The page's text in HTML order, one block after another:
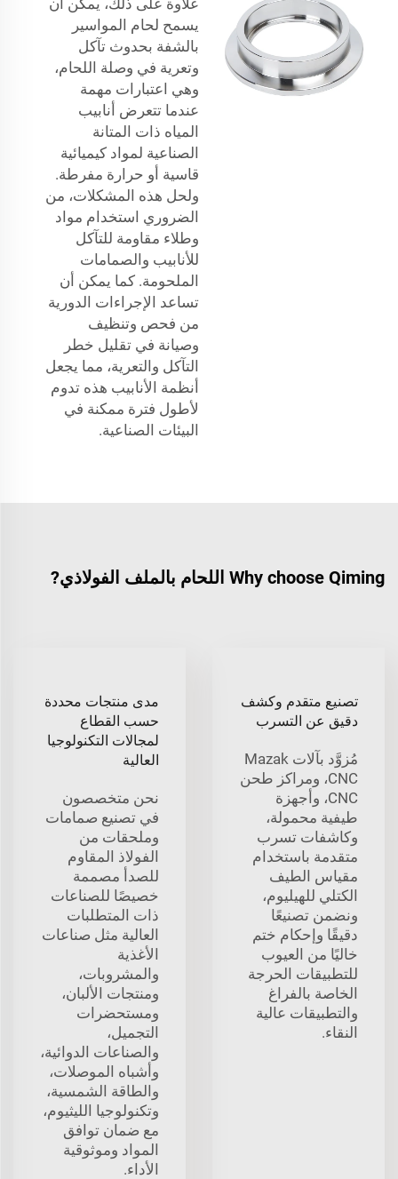
يسمح لحام المواسير
بالشفة بحدوث تآكل
وتعرية في وصلة اللحام،
وهي اعتبارات مهمة
عندما تتعرض أنابيب
المياه ذات المتانة
الصناعية لمواد كيميائية
قاسية أو حرارة مفرطة.
ولحل هذه المشكلات، من
الضروري استخدام مواد
وطلاء مقاومة للتآكل
للأنابيب والصمامات
الملحومة. كما يمكن أن
تساعد الإجراءات الدورية
من فحص وتنظيف
وصيانة في تقليل خطر
التآكل والتعرية، مما يجعل
أنظمة الأنابيب هذه تدوم
لأطول فترة ممكنة في
البيئات الصناعية.
Why choose Qiming اللحام بالملف الفولاذي?
تصنيع متقدم وكشف
دقيق عن التسرب
مُزوَّد بآلات Mazak
CNC، ومراكز طحن
CNC، وأجهزة
طيفية محمولة،
وكاشفات تسرب
متقدمة باستخدام
مقياس الطيف
الكتلي للهيليوم،
ونضمن تصنيعًا
دقيقًا وإحكام ختم
خاليًا من العيوب
للتطبيقات الحرجة
الخاصة بالفراغ
والتطبيقات عالية
النقاء.
مدى منتجات محددة
حسب القطاع
لمجالات التكنولوجيا
العالية
نحن متخصصون
في تصنيع صمامات
وملحقات من
الفولاذ المقاوم
للصدأ مصممة
خصيصًا للصناعات
ذات المتطلبات
العالية مثل صناعات
الأغذية
والمشروبات،
ومنتجات الألبان،
ومستحضرات
التجميل،
والصناعات الدوائية،
وأشباه الموصلات،
والطاقة الشمسية،
وتكنولوجيا الليثيوم،
مع ضمان توافق
المواد وموثوقية
الأداء.